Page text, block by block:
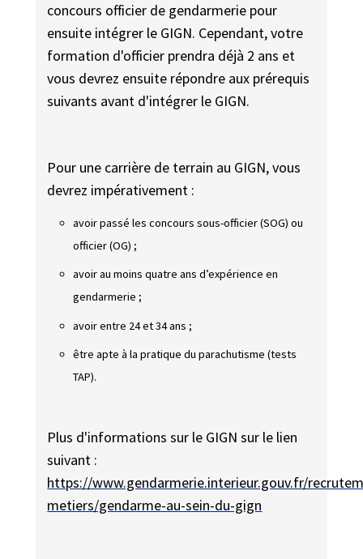
concours officier de gendarmerie pour
ensuite intégrer le GIGN. Cependant, votre
formation d'officier prendra déjà 2 ans et
vous devrez ensuite répondre aux prérequis
suivants avant d'intégrer le GIGN.
Pour une carrière de terrain au GIGN, vous
devrez impérativement :
avoir passé les concourssous-officier(SOG) ou
officier(OG) ;
avoir au moins quatre ans d’expérience en
gendarmerie ;
avoir entre 24 et 34 ans ;
être apte à la pratique du parachutisme (tests
TAP).
Plus d'informations sur le GIGN sur le lien
suivant :
https://www.gendarmerie.interieur.gouv.fr/
metiers/gendarme-au-sein-du-gign